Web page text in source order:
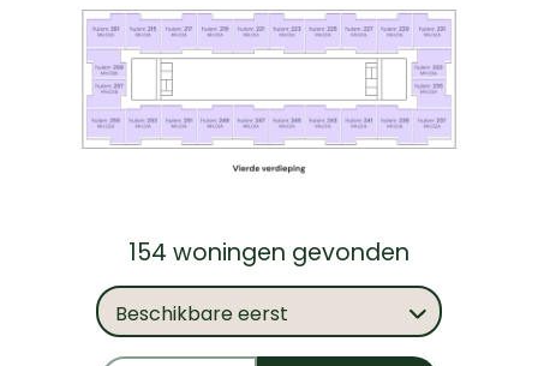
154 woningen gevonden
Beschikbare eerst